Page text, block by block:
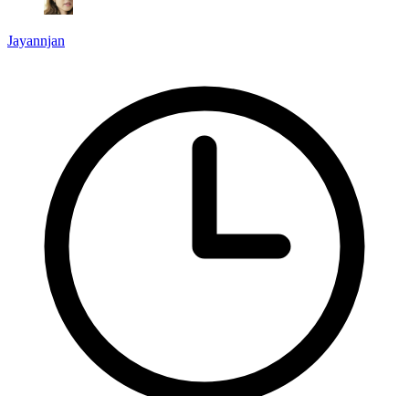
Jayannjan